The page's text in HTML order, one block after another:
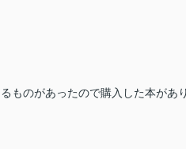
ものがあったので購入した本があ